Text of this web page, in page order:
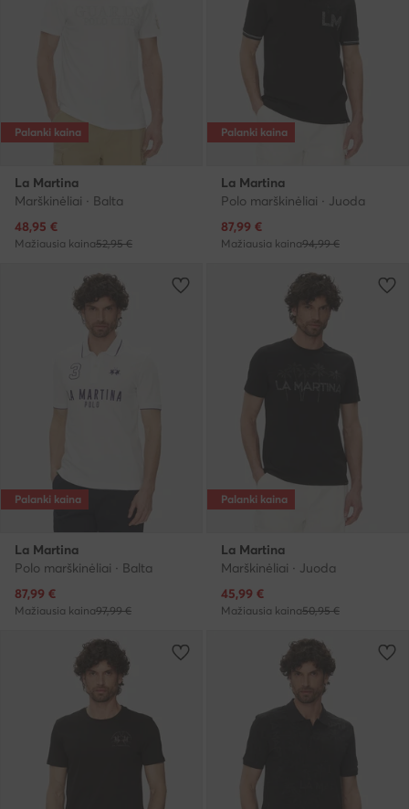
Palanki kaina
La Martina
Marškinėliai · Balta
Dabartinė kaina
48,95 €
Mažiausia kaina52,95 €
Palanki kaina
La Martina
Polo marškinėliai · Juoda
Dabartinė kaina
87,99 €
Mažiausia kaina94,99 €
Palanki kaina
La Martina
Polo marškinėliai · Balta
Dabartinė kaina
87,99 €
Mažiausia kaina97,99 €
Palanki kaina
La Martina
Marškinėliai · Juoda
Dabartinė kaina
45,99 €
Mažiausia kaina50,95 €